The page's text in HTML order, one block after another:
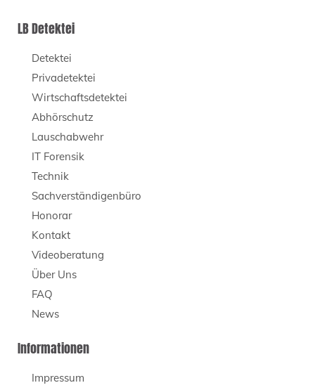
LB Detektei
Detektei
Privadetektei
Wirtschaftsdetektei
Abhörschutz
Lauschabwehr
IT Forensik
Technik
Sachverständigenbüro
Honorar
Kontakt
Videoberatung
Über Uns
FAQ
News
Informationen
Impressum